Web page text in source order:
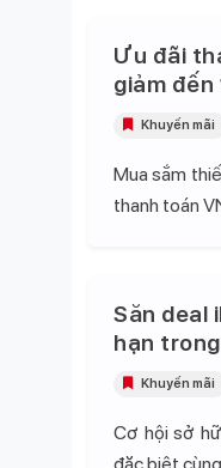
Ưu đãi
giảm
Mua sắm
thanh toán
Khuyến mãi
Săn deal
hạn
Cơ hội sở
Khuyến mãi